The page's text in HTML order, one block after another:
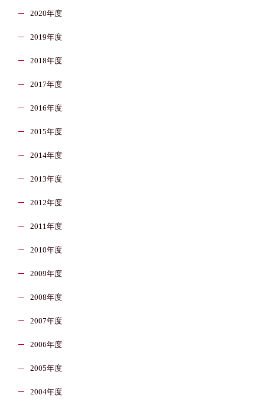
2020年度
2019年度
2018年度
2017年度
2016年度
2015年度
2014年度
2013年度
2012年度
2011年度
2010年度
2009年度
2008年度
2007年度
2006年度
2005年度
2004年度